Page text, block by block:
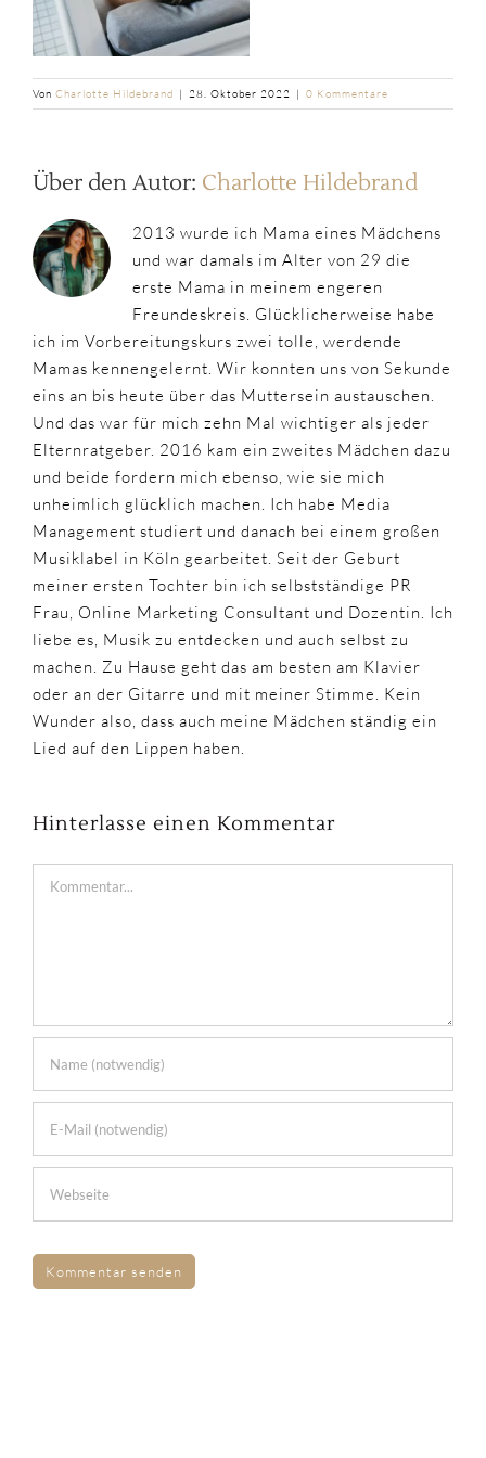
Von Charlotte Hildebrand | 28. Oktober 2022 | 0 Kommentare
Über den Autor: Charlotte Hildebrand
2013 wurde ich Mama eines Mädchens
und war damals im Alter von 29 die
erste Mama in meinem engeren
Freundeskreis. Glücklicherweise habe
ich im Vorbereitungskurs zwei tolle, werdende
Mamas kennengelernt. Wir konnten uns von Sekunde
eins an bis heute über das Muttersein austauschen.
Und das war für mich zehn Mal wichtiger als jeder
Elternratgeber. 2016 kam ein zweites Mädchen dazu
und beide fordern mich ebenso, wie sie mich
unheimlich glücklich machen. Ich habe Media
Management studiert und danach bei einem großen
Musiklabel in Köln gearbeitet. Seit der Geburt
meiner ersten Tochter bin ich selbstständige PR
Frau, Online Marketing Consultant und Dozentin. Ich
liebe es, Musik zu entdecken und auch selbst zu
machen. Zu Hause geht das am besten am Klavier
oder an der Gitarre und mit meiner Stimme. Kein
Wunder also, dass auch meine Mädchen ständig ein
Lied auf den Lippen haben.
Hinterlasse einen Kommentar
Kommentar